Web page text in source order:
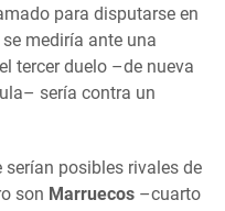
para disputarse en
mediría ante una
tercer duelo –de nueva
sería contra un
posibles rivales de
son Marruecos –cuarto